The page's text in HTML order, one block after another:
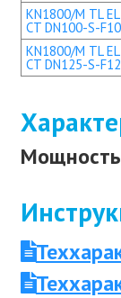
KN1800/M TL
CT DN100-S-
KN1800/M TL
CT DN125-S-
Мощность